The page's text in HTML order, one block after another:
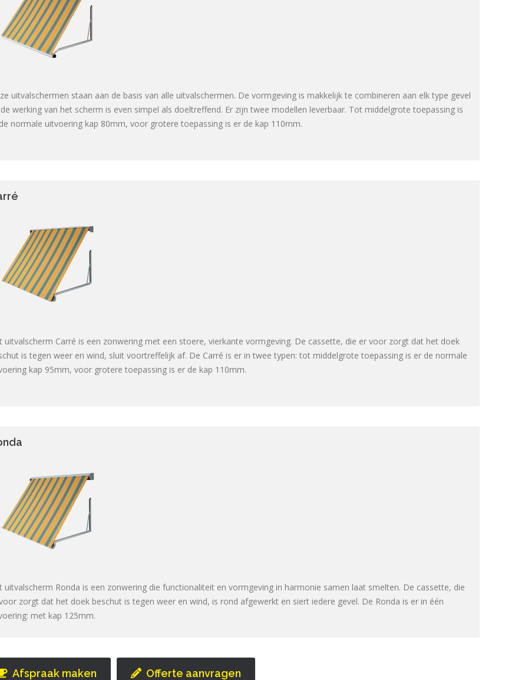
uitvalschermen staan aan de basis van alle uitvalschermen. De vormgeving is makkelijk te combineren aan elk type gevel
werking van het scherm is even simpel als doeltreffend. Er zijn twee modellen leverbaar. Tot middelgrote toepassing is
normale uitvoering kap 80mm, voor grotere toepassing is er de kap 110mm.
uitvalscherm Carré is een zonwering met een stoere, vierkante vormgeving. De cassette, die er voor zorgt dat het doek
is tegen weer en wind, sluit voortreffelijk af. De Carré is er in twee typen: tot middelgrote toepassing is er de normale
kap 95mm, voor grotere toepassing is er de kap 110mm.
uitvalscherm Ronda is een zonwering die functionaliteit en vormgeving in harmonie samen laat smelten. De cassette, die
zorgt dat het doek beschut is tegen weer en wind, is rond afgewerkt en siert iedere gevel. De Ronda is er in één
met kap 125mm.
Afspraak maken Offerte aanvragen